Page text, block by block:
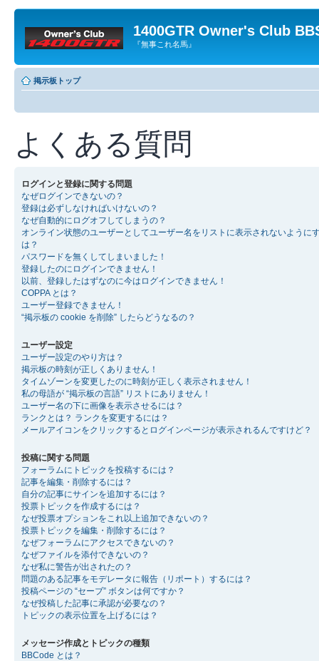
1400GTR Owner's Club
『無事これ名馬』
掲示板トップ
よくある質問
ログインと登録に関する問題
なぜログインできないの？
登録は必ずしなければいけないの？
なぜ自動的にログオフしてしまうの？
オンライン状態のユーザーとしてユーザー名をリストに表示されないように
は？
パスワードを無くしてしまいました！
登録したのにログインできません！
以前、登録したはずなのに今はログインできません！
COPPA とは？
ユーザー登録できません！
“掲示板の cookie を削除” したらどうなるの？
ユーザー設定
ユーザー設定のやり方は？
掲示板の時刻が正しくありません！
タイムゾーンを変更したのに時刻が正しく表示されません！
私の母語が “掲示板の言語” リストにありません！
ユーザー名の下に画像を表示させるには？
ランクとは？ ランクを変更するには？
メールアイコンをクリックするとログインページが表示されるんですけど？
投稿に関する問題
フォーラムにトピックを投稿するには？
記事を編集・削除するには？
自分の記事にサインを追加するには？
投票トピックを作成するには？
なぜ投票オプションをこれ以上追加できないの？
投票トピックを編集・削除するには？
なぜフォーラムにアクセスできないの？
なぜファイルを添付できないの？
なぜ私に警告が出されたの？
問題のある記事をモデレータに報告（リポート）するには？
投稿ページの “セーブ” ボタンは何ですか？
なぜ投稿した記事に承認が必要なの？
トピックの表示位置を上げるには？
メッセージ作成とトピックの種類
BBCode とは？